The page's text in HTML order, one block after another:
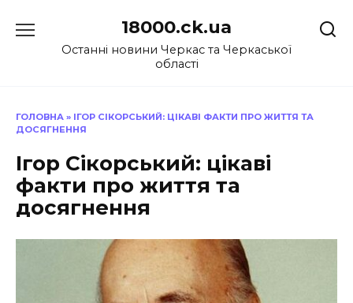
до
18000.ck.ua
Останні новини Черкас та Черкаської
області
ГОЛОВНА » ІГОР СІКОРСЬКИЙ: ЦІКАВІ ФАКТИ ПРО ЖИТТЯ ТА
ДОСЯГНЕННЯ
Ігор Сікорський: цікаві
факти про життя та
досягнення